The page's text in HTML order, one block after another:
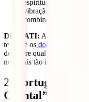
espiritualidade se
vibração mais
combinar yoga com
Dica IATI: Antes de
te sobre os documentos e
descobre qual o
melhor
num país tão intenso.
2. Portugal: O
Quintal”